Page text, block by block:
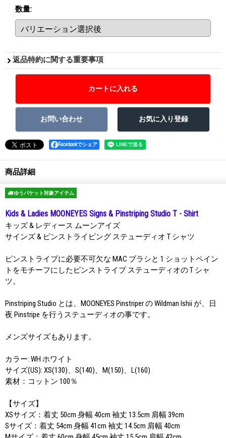
数量:
返品特約に関する重要事項
Facebookでシェア
商品詳細
ゆうパケット対象アイテム
Kids & Ladies MOONEYES Signs & Pinstriping Studio T - Shirt
キッズ & レディース ムーンアイズ
サインズ & ピンストライピング ステューディオ T シャツ
ピンストライプに必要不可欠な MAC ブラシと 1 ショットペイン
トをモチーフにしたピンストライプ ステューディオの T シャ
ツ。
Pinstriping Studio とは、MOONEYES Pinstriper の Wildman Ishii が、日
夜 Pinstripe を行うステューディオの事です。
メンズサイズもあります。
カラー: WH ホワイト
サイズ(US): XS(130)、S(140)、M(150)、L(160)
素材：コットン 100％
【サイズ】
XSサイズ：着丈 50cm 身幅 40cm 袖丈 13.5cm 肩幅 39cm
Sサイズ：着丈 54cm 身幅 41cm 袖丈 14.5cm 肩幅 40cm